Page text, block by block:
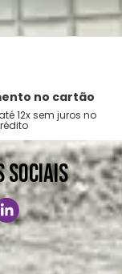
grátis
5%
SOCIAIS